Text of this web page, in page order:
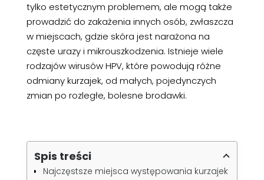
tylko estetycznym problemem, ale mogą także
prowadzić do zakażenia innych osób, zwłaszcza
w miejscach, gdzie skóra jest narażona na
częste urazy i mikrouszkodzenia. Istnieje wiele
rodzajów wirusów HPV, które powodują różne
odmiany kurzajek, od małych, pojedynczych
zmian po rozległe, bolesne brodawki.
Spis treści
Najczęstsze miejsca występowania kurzajek